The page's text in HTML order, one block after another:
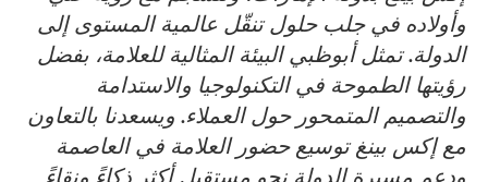
وأولاده في جلب حلول تنقّل عالمية المستوى إلى
الدولة. تمثل أبوظبي البيئة المثالية للعلامة، بفضل
رؤيتها الطموحة في التكنولوجيا والاستدامة
والتصميم المتمحور حول العملاء. ويسعدنا بالتعاون
مع إكس بينغ توسيع حضور العلامة في العاصمة
ودعم مسيرة الدولة نحو مستقبل أكثر ذكاءً ونقاءً